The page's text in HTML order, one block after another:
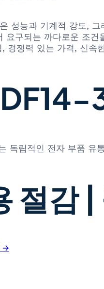
성능과 기계적 강도,
구되는 까다로운 조건
경쟁력 있는 가격, 신속
독립적인 전자 부품 유
절감
→